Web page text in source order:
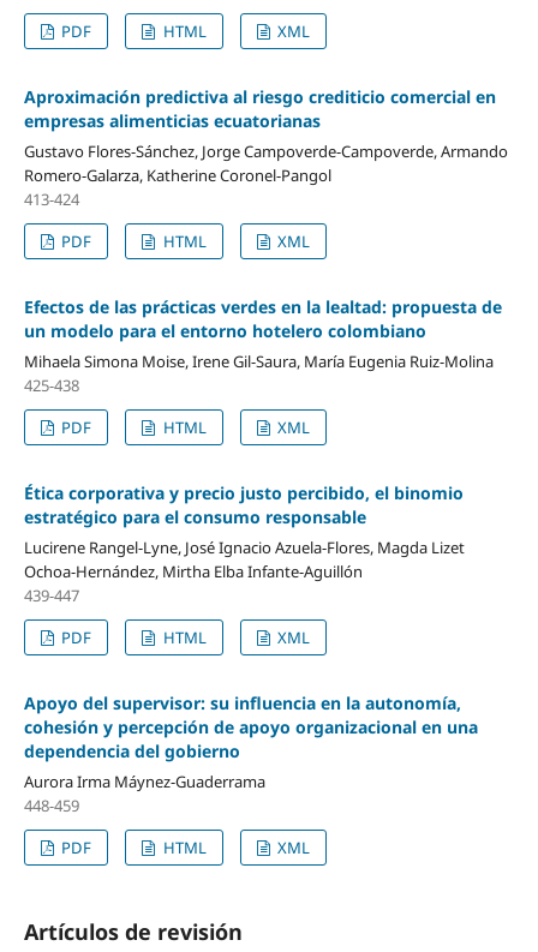
PDF HTML XML
Aproximación predictiva al riesgo crediticio comercial en
empresas alimenticias ecuatorianas
Gustavo Flores-Sánchez, Jorge Campoverde-Campoverde, Armando
Romero-Galarza, Katherine Coronel-Pangol
413-424
PDF
HTML XML
Efectos de las prácticas verdes en la lealtad: propuesta de
un modelo para el entorno hotelero colombiano
Mihaela Simona Moise, Irene Gil-Saura, María Eugenia Ruiz-Molina
425-438
PDF
HTML XML
Ética corporativa y precio justo percibido, el binomio
estratégico para el consumo responsable
Lucirene Rangel-Lyne, José Ignacio Azuela-Flores, Magda Lizet
Ochoa-Hernández, Mirtha Elba Infante-Aguillón
439-447
PDF
HTML XML
Apoyo del supervisor: su influencia en la autonomía,
cohesión y percepción de apoyo organizacional en una
dependencia del gobierno
Aurora Irma Máynez-Guaderrama
448-459
PDF
HTML XML
Artículos de revisión